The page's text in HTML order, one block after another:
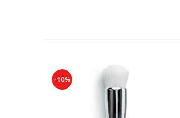
-10%